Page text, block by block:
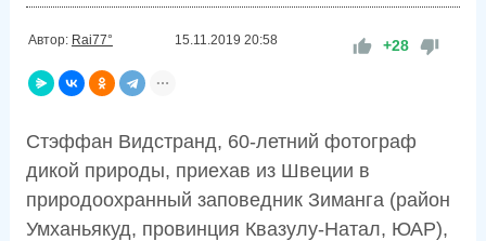
Автор: Rai77° 15.11.2019 20:58 +28
Стэффан Видстранд, 60-летний фотограф
дикой природы, приехав из Швеции в
природоохранный заповедник Зиманга (район
Умханьякуд, провинция Квазулу-Натал, ЮАР),